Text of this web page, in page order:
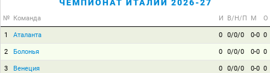
ЧЕМПИОНАТ ИТАЛИИ 2026-27
№ Команда И В/Н/П М О
1 Аталанта 0 0/0/0 0-0 0
2 Болонья 0 0/0/0 0-0 0
3 Венеция 0 0/0/0 0-0 0